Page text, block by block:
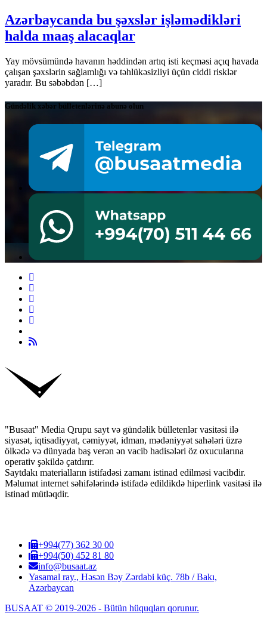
Azərbaycanda bu şəxslər işləmədikləri
halda maaş alacaqlar
Yay mövsümündə havanın həddindən artıq isti keçməsi açıq havada
çalışan şəxslərin sağlamlığı və təhlükəsizliyi üçün ciddi risklər
yaradır. Bu səbəbdən […]
Gündəlik xəbər bülletenlərinə abunə olun
"Busaat" Media Qrupu sayt və gündəlik bülletenlər vasitəsi ilə
siyasət, iqtisadiyyat, cəmiyyət, idman, mədəniyyət sahələri üzrə
ölkədə və dünyada baş verən ən vacib hadisələri öz oxucularına
operativ şəkildə çatdırır.
Saytdakı materialların istifadəsi zamanı istinad edilməsi vacibdir.
Məlumat internet səhifələrində istifadə edildikdə hiperlink vasitəsi ilə
istinad mütləqdir.
+994(77) 362 30 00
+994(50) 452 81 80
info@busaat.az
Yasamal ray., Həsən Bəy Zərdabi küç. 78b / Bakı,
Azərbaycan
BUSAAT © 2019-2026 - Bütün hüquqları qorunur.